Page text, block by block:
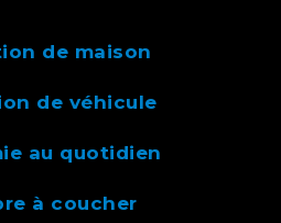
de maison
de véhicule
au quotidien
à coucher